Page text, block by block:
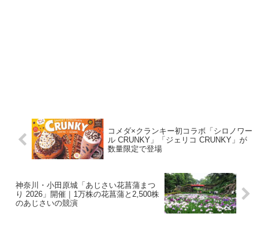
コメダ×クランキー初コラボ「シロノワー
ル CRUNKY」「ジェリコ CRUNKY」が
数量限定で登場
神奈川・小田原城「あじさい花菖蒲まつ
り 2026」開催｜1万株の花菖蒲と2,500株
のあじさいの競演